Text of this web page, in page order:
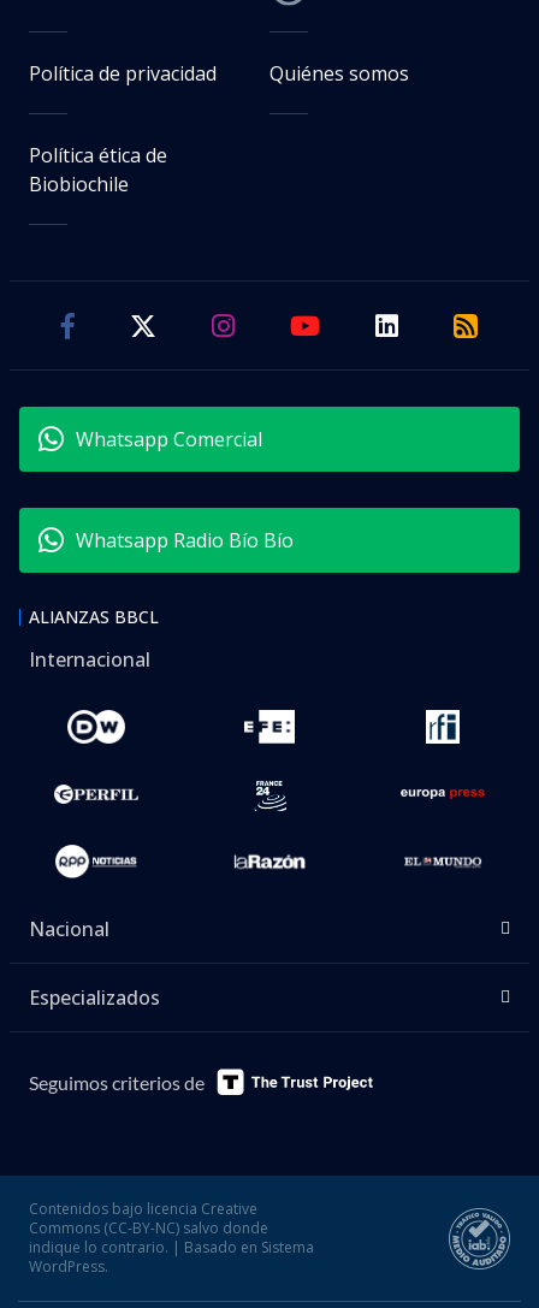
Política de privacidad Quiénes somos
Política ética de
Biobiochile
Whatsapp Comercial
Whatsapp Radio Bío Bío
ALIANZAS BBCL
Internacional
Nacional
Especializados
Seguimos criterios de
Contenidos bajo licencia Creative
Commons (CC-BY-NC) salvo donde
indique lo contrario. | Basado en Sistema
WordPress.